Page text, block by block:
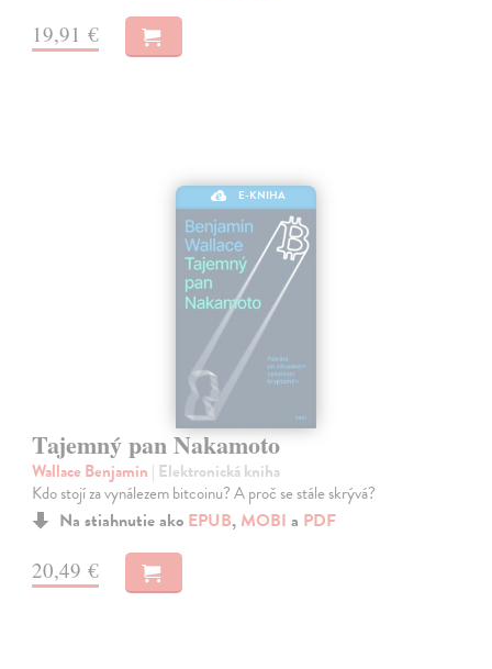
19,91 €
E-KNIHA
Tajemný pan Nakamoto
Wallace Benjamin | Elektronická kniha
Kdo stojí za vynálezem bitcoinu? A proč se stále skrývá?
Na stiahnutie ako EPUB, MOBI a PDF
20,49 €